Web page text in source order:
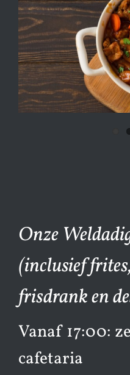
Onze
(inclusief
frisdrank en
Vanaf 17:00:
cafetaria